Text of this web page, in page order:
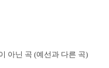
아닌 곡 (예선과 다른 곡)